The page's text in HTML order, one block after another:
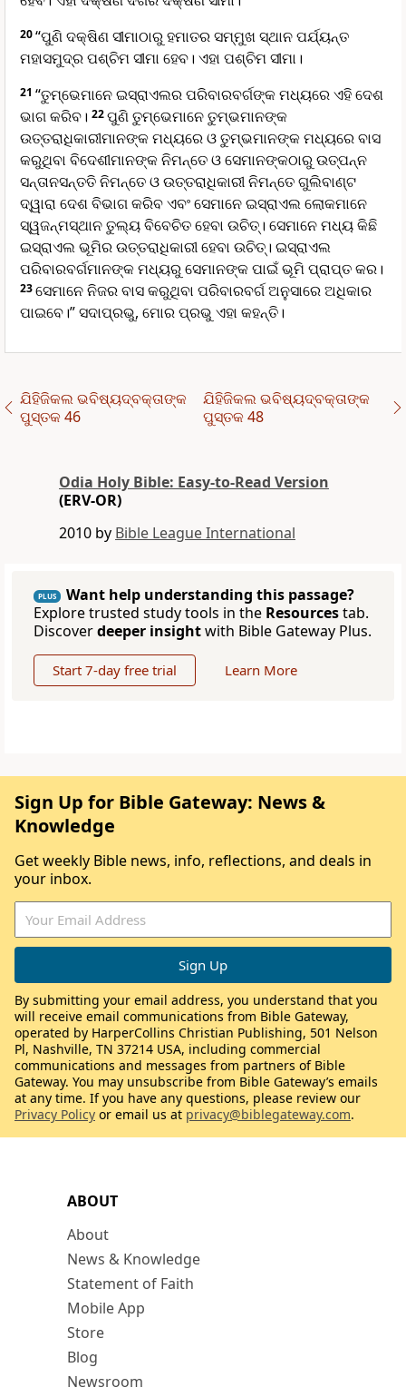
20“ପୁଣି ଦକ୍ଷିଣ ସୀମାଠାରୁ ହମାତର ସମ୍ମୁଖ ସ୍ଥାନ ପର୍ଯ୍ୟନ୍ତ
ମହାସମୁଦ୍ର ପଶ୍ଚିମ ସୀମା ହେବ। ଏହା ପଶ୍ଚିମ ସୀମା।
21 “ତୁମ୍ଭେମାନେ ଇସ୍ରାଏଲର ପରିବାରବର୍ଗଙ୍କ ମଧ୍ୟରେ ଏହି ଦେଶ
ଭାଗ କରିବ। 22ପୁଣି ତୁମ୍ଭେମାନେ ତୁମ୍ଭମାନଙ୍କ
ଉତ୍ତରାଧିକାରୀମାନଙ୍କ ମଧ୍ୟରେ ଓ ତୁମ୍ଭମାନଙ୍କ ମଧ୍ୟରେ ବାସ
କରୁଥିବା ବିଦେଶୀମାନଙ୍କ ନିମନ୍ତେ ଓ ସେମାନଙ୍କଠାରୁ ଉତ୍ପନ୍ନ
ସନ୍ତାନସନ୍ତତି ନିମନ୍ତେ ଓ ଉତ୍ତରାଧିକାରୀ ନିମନ୍ତେ ଗୁଲିବାଣ୍ଟ
ଦ୍ୱାରା ଦେଶ ବିଭାଗ କରିବ ଏବଂ ସେମାନେ ଇସ୍ରାଏଲ ଲୋକମାନେ
ସ୍ୱଜନ୍ମସ୍ଥାନ ତୁଲ୍ୟ ବିବେଚିତ ହେବା ଉଚିତ୍। ସେମାନେ ମଧ୍ୟ କିଛି
ଇସ୍ରାଏଲ ଭୂମିର ଉତ୍ତରାଧିକାରୀ ହେବା ଉଚିତ୍। ଇସ୍ରାଏଲ
ପରିବାରବର୍ଗମାନଙ୍କ ମଧ୍ୟରୁ ସେମାନଙ୍କ ପାଇଁ ଭୂମି ପ୍ରାପ୍ତ କର।
23ସେମାନେ ନିଜର ବାସ କରୁଥିବା ପରିବାରବର୍ଗ ଅନୁସାରେ ଅଧିକାର
ପାଇବେ।” ସଦାପ୍ରଭୁ, ମୋର ପ୍ରଭୁ ଏହା କହନ୍ତି।
ଯିହିଜିକଲ ଭବିଷ୍ୟ‌ଦ୍‌ବକ୍ତାଙ୍କ
ପୁସ୍ତକ 46
ଯିହିଜିକଲ ଭବିଷ୍ୟ‌ଦ୍‌ବକ୍ତାଙ୍କ
ପୁସ୍ତକ 48
Odia Holy Bible: Easy-to-Read Version
(ERV-OR)
2010 by Bible League International
PLUS
Want help understanding this passage?
Explore trusted study tools in the Resourcestab.
Discoverdeeper insightwith Bible Gateway Plus.
Start 7-day free trial Learn More
ABOUT
About
News & Knowledge
Statement of Faith
Mobile App
Store
Blog
Newsroom
Sign Up for Bible Gateway: News &
Knowledge
Get weekly Bible news, info, reflections, and deals in
your inbox.
By submitting your email address, you understand that you
will receive email communications from Bible Gateway,
operated by HarperCollins Christian Publishing, 501 Nelson
Pl, Nashville, TN 37214 USA, including commercial
communications and messages from partners of Bible
Gateway. You may unsubscribe from Bible Gateway’s emails
at any time. If you have any questions, please review our
Privacy Policy or email us at privacy@biblegateway.com.